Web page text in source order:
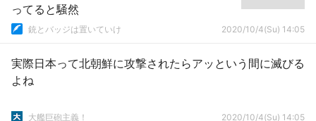
ってると騒然
銃とバッジは置いていけ 2020/10/4(Su) 14:05
実際日本って北朝鮮に攻撃されたらアッという間に滅びる
よね
大艦巨砲主義！ 2020/10/4(Su) 14:05